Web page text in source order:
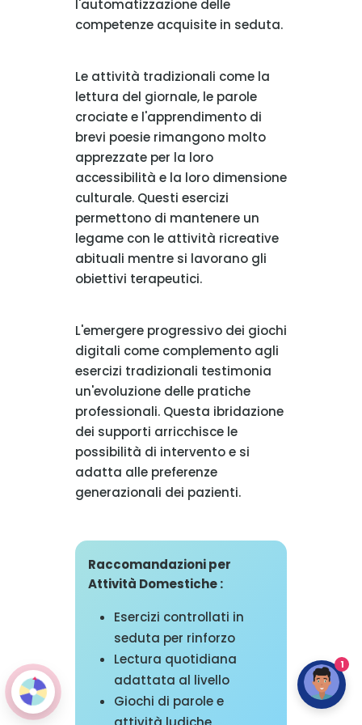
l'automatizzazione delle
competenze acquisite in seduta.
Le attività tradizionali come la
lettura del giornale, le parole
crociate e l'apprendimento di
brevi poesie rimangono molto
apprezzate per la loro
accessibilità e la loro dimensione
culturale. Questi esercizi
permettono di mantenere un
legame con le attività ricreative
abituali mentre si lavorano gli
obiettivi terapeutici.
L'emergere progressivo dei giochi
digitali come complemento agli
esercizi tradizionali testimonia
un'evoluzione delle pratiche
professionali. Questa ibridazione
dei supporti arricchisce le
possibilità di intervento e si
adatta alle preferenze
generazionali dei pazienti.
Raccomandazioni per
Attività Domestiche :
Esercizi controllati in
seduta per rinforzo
Lectura quotidiana
adattata al livello
Giochi di parole e
1